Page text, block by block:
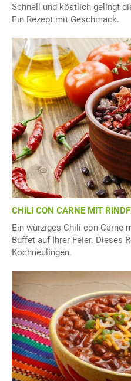
Schnell und köstlich gelingt
Ein Rezept mit Geschmack.
CHILI CON CARNE MIT
Ein würziges Chili con Carne
Buffet auf Ihrer Feier. Dieses
Kochneulingen.